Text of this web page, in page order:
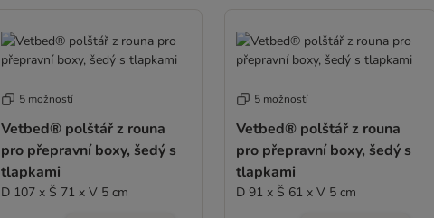
5 možností
Vetbed® polštář z rouna
pro přepravní boxy, šedý s
tlapkami
D 107 x Š 71 x V 5 cm
5 možností
Vetbed® polštář z rouna
pro přepravní boxy, šedý s
tlapkami
D 91 x Š 61 x V 5 cm